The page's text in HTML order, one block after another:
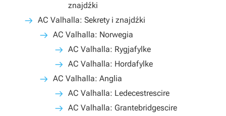
znajdźki
AC Valhalla: Sekrety i znajdźki
AC Valhalla: Norwegia
AC Valhalla: Rygjafylke
AC Valhalla: Hordafylke
AC Valhalla: Anglia
AC Valhalla: Ledecestrescire
AC Valhalla: Grantebridgescire